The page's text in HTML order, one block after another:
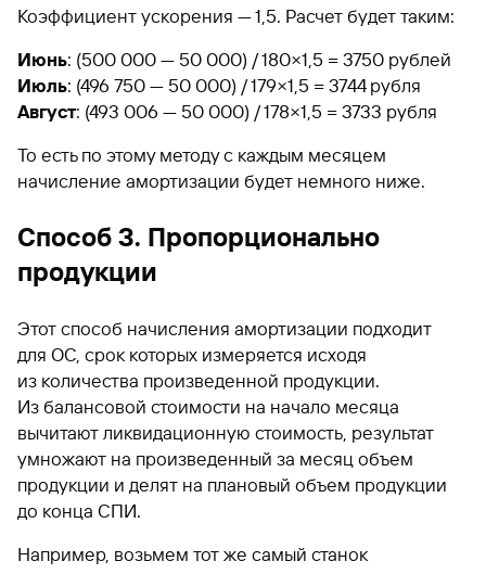
Коэффициент ускорения — 1,5. Расчет будет таким:
Июнь: (500 000 — 50 000) / 180×1,5 = 3750 рублей
Июль: (496 750 — 50 000) / 179×1,5 = 3744 рубля
Август: (493 006 — 50 000) / 178×1,5 = 3733 рубля
То есть по этому методу с каждым месяцем
начисление амортизации будет немного ниже.
Способ 3. Пропорционально
продукции
Этот способ начисления амортизации подходит
для ОС, срок которых измеряется исходя
из количества произведенной продукции.
Из балансовой стоимости на начало месяца
вычитают ликвидационную стоимость, результат
умножают на произведенный за месяц объем
продукции и делят на плановый объем продукции
до конца СПИ.
Например, возьмем тот же самый станок